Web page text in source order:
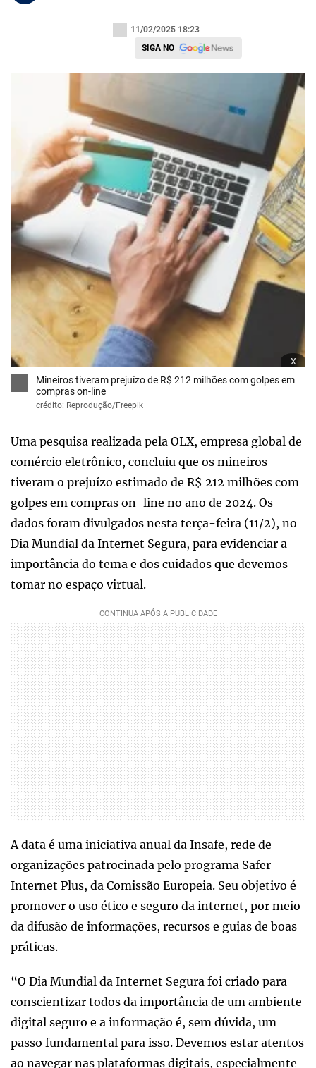
11/02/2025 18:23
SIGA NO
x
Mineiros tiveram prejuízo de R$ 212 milhões com golpes em
compras on-line
crédito: Reprodução/Freepik
Uma pesquisa realizada pela OLX, empresa global de
comércio eletrônico, concluiu que os mineiros
tiveram o prejuízo estimado de R$ 212 milhões com
golpes em compras on-line no ano de 2024. Os
dados foram divulgados nesta terça-feira (11/2), no
Dia Mundial da Internet Segura, para evidenciar a
importância do tema e dos cuidados que devemos
tomar no espaço virtual.
A data é uma iniciativa anual da Insafe, rede de
organizações patrocinada pelo programa Safer
Internet Plus, da Comissão Europeia. Seu objetivo é
promover o uso ético e seguro da internet, por meio
da difusão de informações, recursos e guias de boas
práticas.
“O Dia Mundial da Internet Segura foi criado para
conscientizar todos da importância de um ambiente
digital seguro e a informação é, sem dúvida, um
passo fundamental para isso. Devemos estar atentos
ao navegar nas plataformas digitais, especialmente